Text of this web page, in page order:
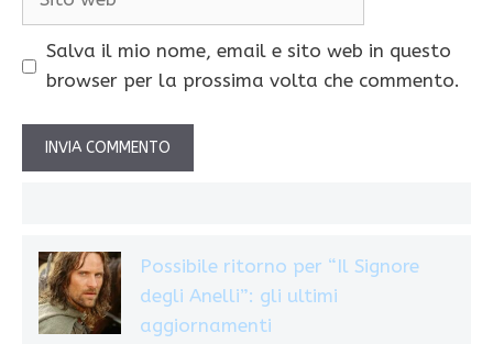
Salva il mio nome, email e sito web in questo
browser per la prossima volta che commento.
Possibile ritorno per “Il Signore
degli Anelli”: gli ultimi
aggiornamenti